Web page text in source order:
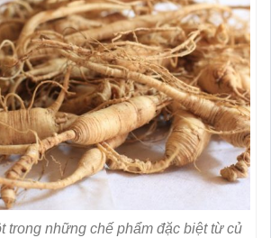
trong những chế phẩm đặc biệt từ củ